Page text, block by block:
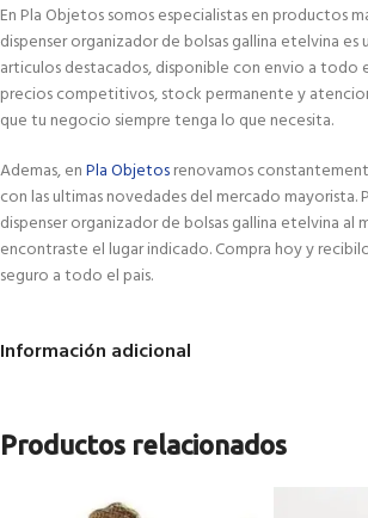
En Pla Objetos somos especialistas en productos
dispenser organizador de bolsas gallina etelvina es
articulos destacados, disponible con envio a todo
precios competitivos, stock permanente y
que tu negocio siempre tenga lo que necesita.
Ademas, enPla Objetosrenovamos
con las ultimas novedades del mercado mayorista.
dispenser organizador de bolsas gallina etelvina al
encontraste el lugar indicado. Compra hoy y
seguro a todo el pais.
Información adicional
Productos relacionados